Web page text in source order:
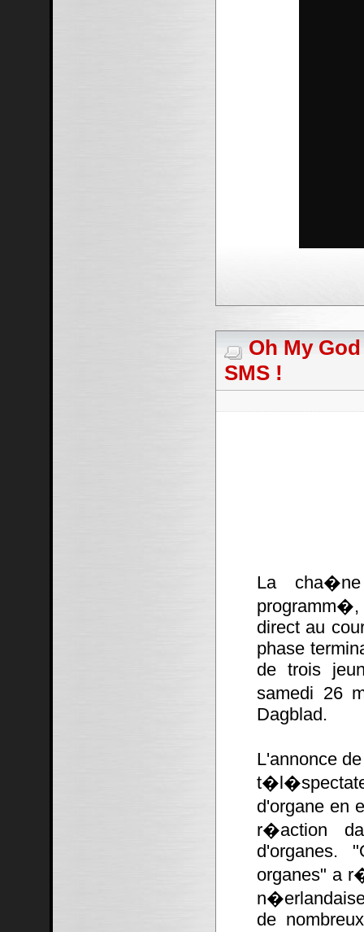
Oh My
SMS !
La
direct au
phase
de trois
samedi 26
Dagblad.
L'annonce
d'organe en
r�action
d'organes.
organes" a
de